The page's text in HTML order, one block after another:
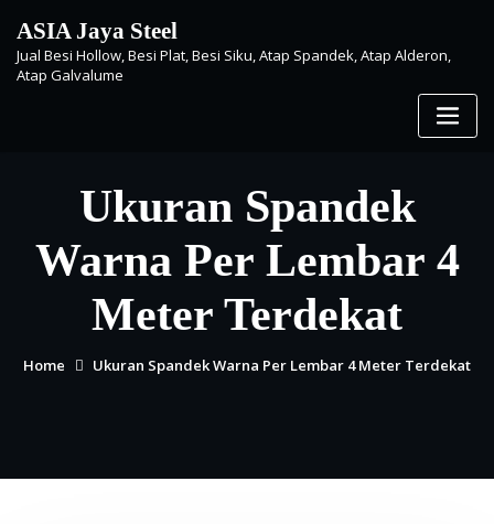
content
ASIA Jaya Steel
Jual Besi Hollow, Besi Plat, Besi Siku, Atap Spandek, Atap Alderon,
Atap Galvalume
Ukuran Spandek
Warna Per Lembar 4
Meter Terdekat
Home Ukuran Spandek Warna Per Lembar 4 Meter Terdekat